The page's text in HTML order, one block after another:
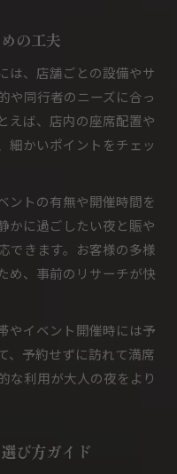
の工夫
は、店舗ごとの設備やサ
や同行者のニーズに合っ
えば、店内の座席配置や
細かいポイントをチェッ
ントの有無や開催時間を
かに過ごしたい夜と賑や
できます。お客様の多様
め、事前のリサーチが快
やイベント開催時には予
、予約せずに訪れて満席
な利用が大人の夜をより
び方ガイド